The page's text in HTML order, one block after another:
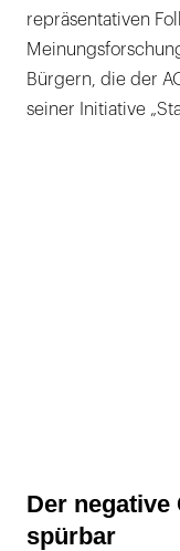
repräsentativen
Bürgern, die der
seiner Initiative
Der
spürbar